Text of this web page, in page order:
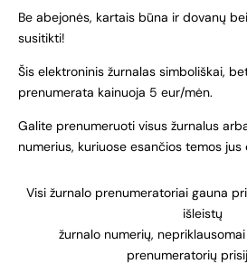
Be abejonės, kartais būna ir dovanų
susitikti!
Šis elektroninis žurnalas simboliškai,
prenumerata kainuoja 5 eur/mėn.
Galite prenumeruoti visus žurnalus
numerius, kuriuose esančios temos jus
Visi žurnalo prenumeratoriai gauna
išleistų
žurnalo numerių,
prenumeratorių